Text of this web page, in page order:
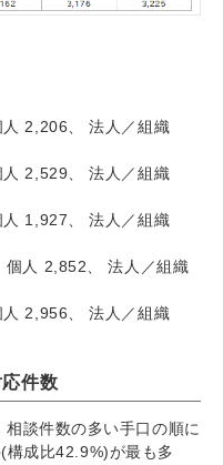
2,206、 法人／組織
2,529、 法人／組織
1,927、 法人／組織
人 2,852、 法人／組織
2,956、 法人／組織
件数
談件数の多い手口の順に
構成比42.9%)が最も多